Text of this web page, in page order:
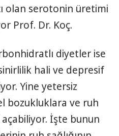
olan serotonin üretimi
Prof. Dr. Koç.
diyetler ise
hali ve depresif
Yine yetersiz
bozukluklara ve ruh
İşte bunun